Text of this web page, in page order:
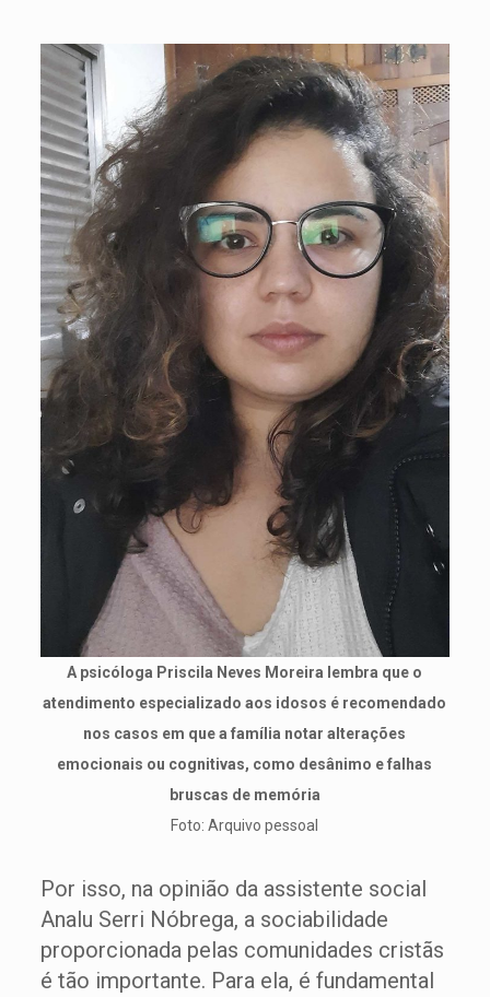
A psicóloga Priscila Neves Moreira lembra que o
atendimento especializado aos idosos é recomendado
nos casos em que a família notar alterações
emocionais ou cognitivas, como desânimo e falhas
bruscas de memória
Foto: Arquivo pessoal
Por isso, na opinião da assistente social
Analu Serri Nóbrega, a sociabilidade
proporcionada pelas comunidades cristãs
é tão importante. Para ela, é fundamental